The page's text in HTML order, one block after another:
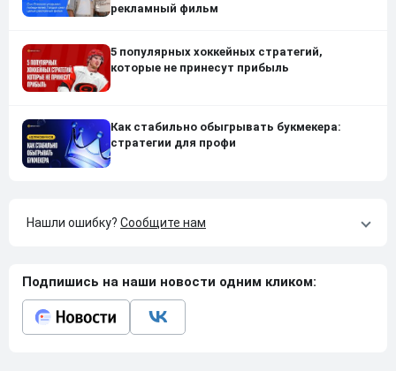
рекламный фильм
5 популярных хоккейных стратегий,
которые не принесут прибыль
Как стабильно обыгрывать букмекера:
стратегии для профи
Нашли ошибку? Сообщите нам
Подпишись на наши новости одним кликом: